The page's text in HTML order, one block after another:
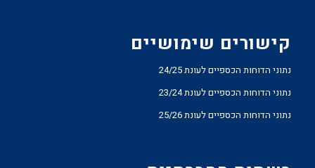
קישורים שימושיים
נתוני הדוחות הכספיים לעונת 24/25
נתוני הדוחות הכספיים לעונת 23/24
נתוני הדוחות הכספיים לעונת 25/26